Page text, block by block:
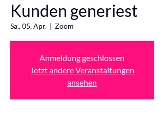
Kunden generiest
Sa., 05. Apr.
  |
Zoom
Anmeldung geschlossen
Jetzt andere Veranstaltungen
ansehen